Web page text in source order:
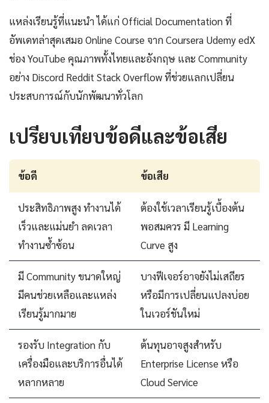
แหล่งเรียนรู้ที่แนะนำ ได้แก่ Official Documentation ที่
อัพเดทล่าสุดเสมอ Online Course จาก Coursera Udemy edX
ช่อง YouTube คุณภาพทั้งไทยและอังกฤษ และ Community
อย่าง Discord Reddit Stack Overflow ที่ช่วยแลกเปลี่ยน
ประสบการณ์กับนักพัฒนาทั่วโลก
เปรียบเทียบข้อดีและข้อเสีย
ข้อดี ข้อเสีย
ประสิทธิภาพสูง ทำงานได้
เร็วและแม่นยำ ลดเวลา
ทำงานซ้ำซ้อน
ต้องใช้เวลาเรียนรู้เบื้องต้น
พอสมควร มี Learning
Curve สูง
มี Community ขนาดใหญ่
มีคนช่วยเหลือและแหล่ง
เรียนรู้มากมาย
บางฟีเจอร์อาจยังไม่เสถียร
หรือมีการเปลี่ยนแปลงบ่อย
ในเวอร์ชันใหม่
รองรับ Integration กับ
เครื่องมือและบริการอื่นได้
หลากหลาย
ต้นทุนอาจสูงสำหรับ
Enterprise License หรือ
Cloud Service